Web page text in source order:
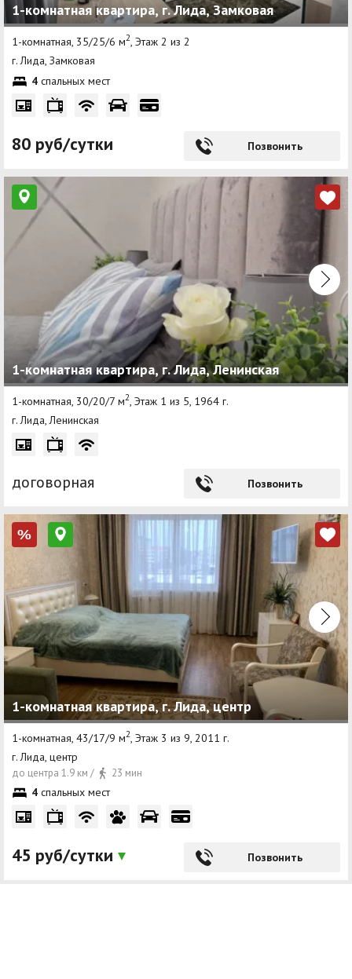
1-комнатная квартира, г. Лида, Замковая
1-комнатная, 35/25/6 м2, Этаж 2 из 2
г. Лида, Замковая
4 спальных мест
80 руб/сутки Позвонить
1-комнатная квартира, г. Лида, Ленинская
1-комнатная, 30/20/7 м2 , Этаж 1 из 5, 1964 г.
г. Лида, Ленинская
договорная Позвонить
%
1-комнатная квартира, г. Лида, центр
1-комнатная, 43/17/9 м2, Этаж 3 из 9, 2011 г.
г. Лида, центр
до центра 1.9 км / 23 мин
4 спальных мест
45 руб/сутки Позвонить